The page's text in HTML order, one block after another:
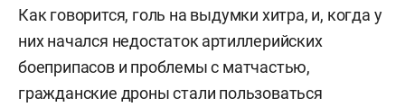
Как говорится, голь на выдумки хитра, и, когда у
них начался недостаток артиллерийских
боеприпасов и проблемы с матчастью,
гражданские дроны стали пользоваться